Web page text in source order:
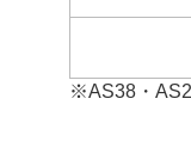
※AS38・